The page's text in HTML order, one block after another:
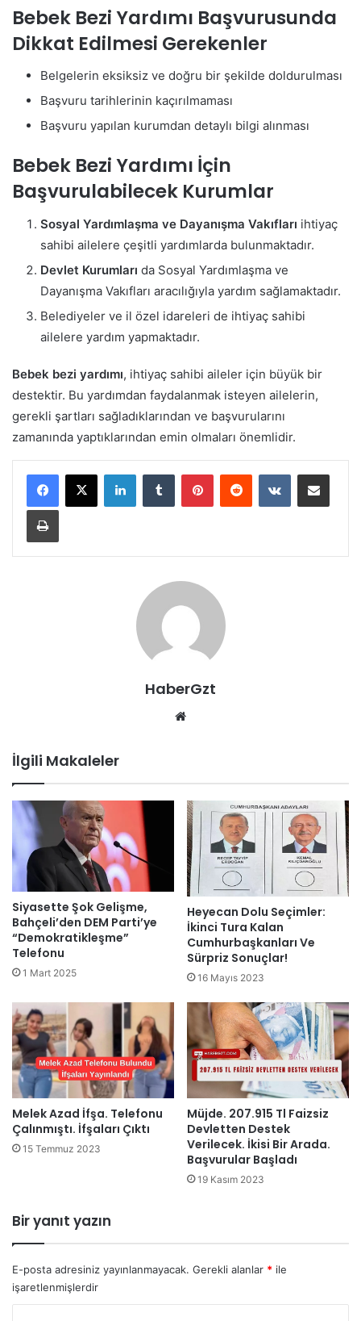
Bebek Bezi Yardımı Başvurusunda
Dikkat Edilmesi Gerekenler
Belgelerin eksiksiz ve doğru bir şekilde doldurulması
Başvuru tarihlerinin kaçırılmaması
Başvuru yapılan kurumdan detaylı bilgi alınması
Bebek Bezi Yardımı İçin
Başvurulabilecek Kurumlar
Sosyal Yardımlaşma ve Dayanışma Vakıfları ihtiyaç
sahibi ailelere çeşitli yardımlarda bulunmaktadır.
Devlet Kurumları da Sosyal Yardımlaşma ve
Dayanışma Vakıfları aracılığıyla yardım sağlamaktadır.
Belediyeler ve il özel idareleri de ihtiyaç sahibi
ailelere yardım yapmaktadır.
Bebek bezi yardımı, ihtiyaç sahibi aileler için büyük bir
destektir. Bu yardımdan faydalanmak isteyen ailelerin,
gerekli şartları sağladıklarından ve başvurularını
zamanında yaptıklarından emin olmaları önemlidir.
LinkedInTumblr PinterestReddit VKontakteE-Posta ile paylaş
Yazdır
HaberGzt
İlgili Makaleler
Siyasette Şok Gelişme,
Bahçeli’den DEM Parti’ye
“Demokratikleşme”
Telefonu
1 Mart 2025
Heyecan Dolu Seçimler:
İkinci Tura Kalan
Cumhurbaşkanları Ve
Sürpriz Sonuçlar!
16 Mayıs 2023
Melek Azad İfşa. Telefonu
Çalınmıştı. İfşaları Çıktı
15 Temmuz 2023
Müjde. 207.915 Tl Faizsiz
Devletten Destek
Verilecek. İkisi Bir Arada.
Başvurular Başladı
19 Kasım 2023
Bir yanıt yazın
E-posta adresiniz yayınlanmayacak. Gerekli alanlar * ile
işaretlenmişlerdir